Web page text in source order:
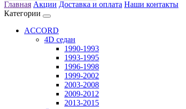
Главная Акции Доставка и оплата Наши контакты
Категории
ACCORD
4D седан
1990-1993
1993-1995
1996-1998
1999-2002
2003-2008
2009-2012
2013-2015